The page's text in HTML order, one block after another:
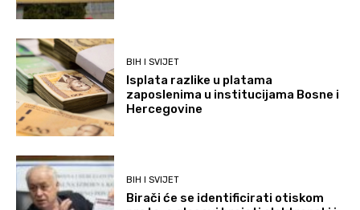
BIH I SVIJET
Isplata razlike u platama
zaposlenima u institucijama Bosne i
Hercegovine
BIH I SVIJET
Birači će se identificirati otiskom